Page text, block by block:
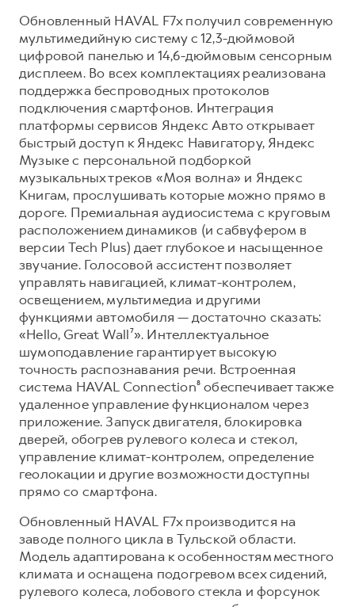
Обновленный HAVAL F7x получил современную
мультимедийную систему с 12,3-дюймовой
цифровой панелью и 14,6-дюймовым сенсорным
дисплеем. Во всех комплектациях реализована
поддержка беспроводных протоколов
подключения смартфонов. Интеграция
платформы сервисов Яндекс Авто открывает
быстрый доступ к Яндекс Навигатору, Яндекс
Музыке с персональной подборкой
музыкальных треков «Моя волна» и Яндекс
Книгам, прослушивать которые можно прямо в
дороге. Премиальная аудиосистема с круговым
расположением динамиков (и сабвуфером в
версии Tech Plus) дает глубокое и насыщенное
звучание. Голосовой ассистент позволяет
управлять навигацией, климат-контролем,
освещением, мультимедиа и другими
функциями автомобиля — достаточно сказать:
«Hello, Great Wall⁷». Интеллектуальное
шумоподавление гарантирует высокую
точность распознавания речи. Встроенная
система HAVAL Connection⁸ обеспечивает также
удаленное управление функционалом через
приложение. Запуск двигателя, блокировка
дверей, обогрев рулевого колеса и стекол,
управление климат-контролем, определение
геолокации и другие возможности доступны
прямо со смартфона.
Обновленный HAVAL F7x производится на
заводе полного цикла в Тульской области.
Модель адаптирована к особенностям местного
климата и оснащена подогревом всех сидений,
рулевого колеса, лобового стекла и форсунок